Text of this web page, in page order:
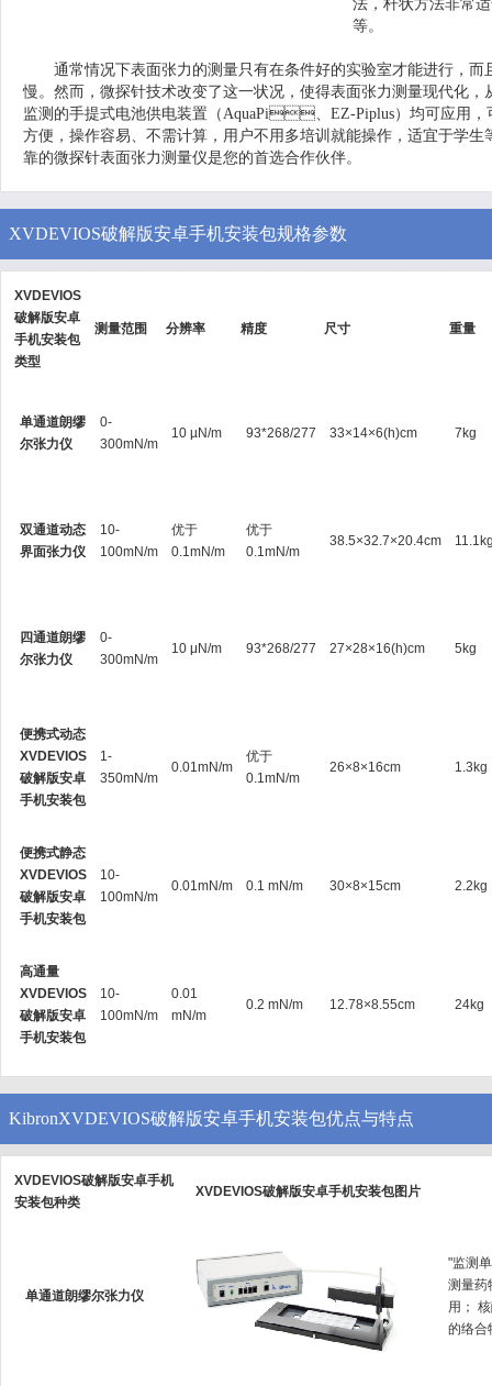
法，杆状方法非常适
等。
通常情况下表面张力的测量只有在条件好的实验室才能进行，而且
慢。然而，微探针技术改变了这一状况，使得表面张力测量现代化
监测的手提式电池供电装置（AquaPi、EZ-Piplus）均可应用，可
方便，操作容易、不需计算，用户不用多培训就能操作，适宜于学生
靠的微探针表面张力测量仪是您的首选合作伙伴。
XVDEVIOS破解版安卓手机安装包规格参数
XVDEVIOS
破解版安卓
手机安装包
类型
测量范围 分辨率 精度 尺寸 重量
单通道朗缪
尔张力仪
0-
300mN/m
10 µN/m 93*268/277 33×14×6(h)cm 7kg
双通道动态
界面张力仪
10-
100mN/m
优于
0.1mN/m
优于
0.1mN/m
38.5×32.7×20.4cm
四通道朗缪
尔张力仪
0-
300mN/m
10 μN/m 93*268/277 27×28×16(h)cm 5kg
便携式动态
XVDEVIOS
破解版安卓
手机安装包
1-
350mN/m
0.01mN/m
优于
0.1mN/m
26×8×16cm 1.3kg
便携式静态
XVDEVIOS
破解版安卓
手机安装包
10-
100mN/m
0.01mN/m 0.1 mN/m 30×8×15cm 2.2kg
高通量
XVDEVIOS
破解版安卓
手机安装包
10-
100mN/m
0.01
mN/m
0.2 mN/m 12.78×8.55cm 24kg
KibronXVDEVIOS破解版安卓手机安装包优点与特点
XVDEVIOS破解版安卓手机
安装包种类
XVDEVIOS破解版安卓手机安装包图片
单通道朗缪尔张力仪
"监测单
测量药
用
的络合物